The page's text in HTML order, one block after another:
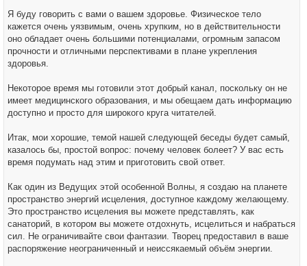
Я буду говорить с вами о вашем здоровье. Физическое тело
кажется очень уязвимым, очень хрупким, но в действительности
оно обладает очень большими потенциалами, огромным запасом
прочности и отличными перспективами в плане укрепления
здоровья.
Некоторое время мы готовили этот добрый канал, поскольку он не
имеет медицинского образования, и мы обещаем дать информацию
доступно и просто для широкого круга читателей.
Итак, мои хорошие, темой нашей следующей беседы будет самый,
казалось бы, простой вопрос: почему человек болеет? У вас есть
время подумать над этим и приготовить свой ответ.
Как один из Ведущих этой особенной Волны, я создаю на планете
пространство энергий исцеления, доступное каждому желающему.
Это пространство исцеления вы можете представлять, как
санаторий, в котором вы можете отдохнуть, исцелиться и набраться
сил. Не ограничивайте свои фантазии. Творец предоставил в ваше
распоряжение неограниченный и неиссякаемый объём энергии.